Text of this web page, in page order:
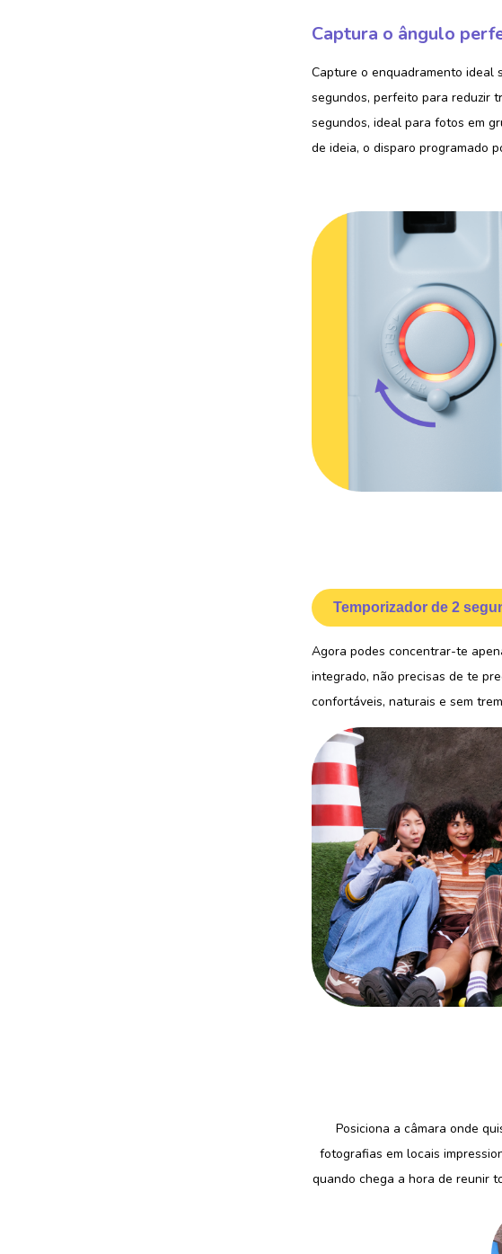
Captura o ângulo
Capture o enquadramento ideal
segundos, perfeito para reduzir
segundos, ideal para fotos em
de ideia, o disparo programado
Temporizador de 2
Agora podes concentrar-te
integrado, não precisas de te
confortáveis, naturais e sem
Posiciona a câmara onde
fotografias em locais
quando chega a hora de reunir